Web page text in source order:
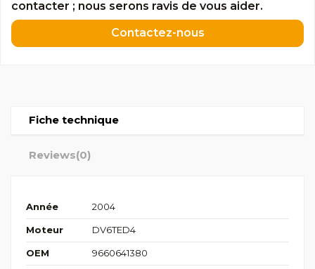
contacter ; nous serons ravis de vous aider.
Contactez-nous
Fiche technique
Reviews(0)
Année 2004
Moteur DV6TED4
OEM 9660641380